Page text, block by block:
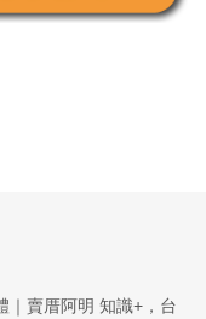
｜賣厝阿明 知識+，台